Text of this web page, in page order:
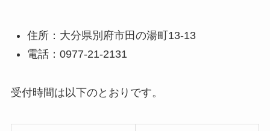
住所：大分県別府市田の湯町13-13
電話：0977-21-2131
受付時間は以下のとおりです。